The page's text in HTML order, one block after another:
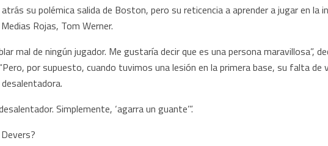
su polémica salida de Boston, pero su reticencia a aprender a jugar en la
Rojas, Tom Werner.
mal de ningún jugador. Me gustaría decir que es una persona maravillosa”,
por supuesto, cuando tuvimos una lesión en la primera base, su falta de
Simplemente, ‘agarra un guante’”.